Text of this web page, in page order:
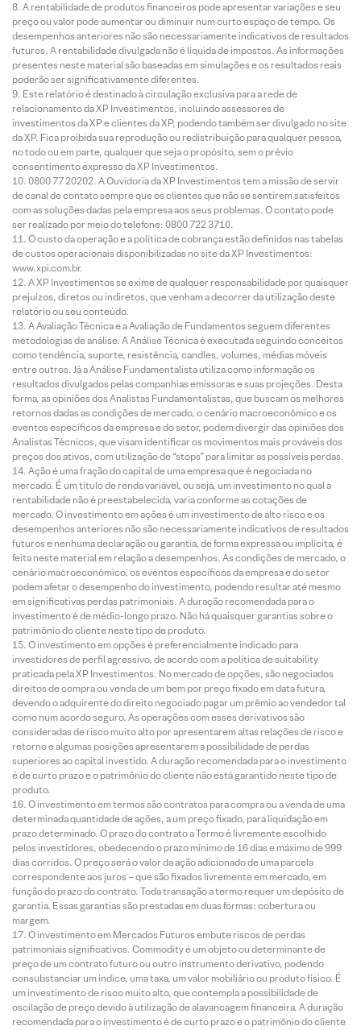
A rentabilidade de produtos financeiros pode apresentar variações e seu
preço ou valor pode aumentar ou diminuir num curto espaço de tempo. Os
desempenhos anteriores não são necessariamente indicativos de resultados
futuros. A rentabilidade divulgada não é líquida de impostos. As informações
presentes neste material são baseadas em simulações e os resultados reais
poderão ser significativamente diferentes.
Este relatório é destinado à circulação exclusiva para a rede de
relacionamento da XP Investimentos, incluindo assessores de
investimentos da XP e clientes da XP, podendo também ser divulgado no site
da XP. Fica proibida sua reprodução ou redistribuição para qualquer pessoa,
no todo ou em parte, qualquer que seja o propósito, sem o prévio
consentimento expresso da XP Investimentos.
0800 77 20202. A Ouvidoria da XP Investimentos tem a missão de servir
de canal de contato sempre que os clientes que não se sentirem satisfeitos
com as soluções dadas pela empresa aos seus problemas. O contato pode
ser realizado por meio do telefone: 0800 722 3710.
O custo da operação e a política de cobrança estão definidos nas tabelas
de custos operacionais disponibilizadas no site da XP Investimentos:
www.xpi.com.br.
A XP Investimentos se exime de qualquer responsabilidade por quaisquer
prejuízos, diretos ou indiretos, que venham a decorrer da utilização deste
relatório ou seu conteúdo.
A Avaliação Técnica e a Avaliação de Fundamentos seguem diferentes
metodologias de análise. A Análise Técnica é executada seguindo conceitos
como tendência, suporte, resistência, candles, volumes, médias móveis
entre outros. Já a Análise Fundamentalista utiliza como informação os
resultados divulgados pelas companhias emissoras e suas projeções. Desta
forma, as opiniões dos Analistas Fundamentalistas, que buscam os melhores
retornos dadas as condições de mercado, o cenário macroeconômico e os
eventos específicos da empresa e do setor, podem divergir das opiniões dos
Analistas Técnicos, que visam identificar os movimentos mais prováveis dos
preços dos ativos, com utilização de “stops” para limitar as possíveis perdas.
Ação é uma fração do capital de uma empresa que é negociada no
mercado. É um título de renda variável, ou seja, um investimento no qual a
rentabilidade não é preestabelecida, varia conforme as cotações de
mercado. O investimento em ações é um investimento de alto risco e os
desempenhos anteriores não são necessariamente indicativos de resultados
futuros e nenhuma declaração ou garantia, de forma expressa ou implícita, é
feita neste material em relação a desempenhos. As condições de mercado, o
cenário macroeconômico, os eventos específicos da empresa e do setor
podem afetar o desempenho do investimento, podendo resultar até mesmo
em significativas perdas patrimoniais. A duração recomendada para o
investimento é de médio-longo prazo. Não há quaisquer garantias sobre o
patrimônio do cliente neste tipo de produto.
O investimento em opções é preferencialmente indicado para
investidores de perfil agressivo, de acordo com a política de suitability
praticada pela XP Investimentos. No mercado de opções, são negociados
direitos de compra ou venda de um bem por preço fixado em data futura,
devendo o adquirente do direito negociado pagar um prêmio ao vendedor tal
como num acordo seguro. As operações com esses derivativos são
consideradas de risco muito alto por apresentarem altas relações de risco e
retorno e algumas posições apresentarem a possibilidade de perdas
superiores ao capital investido. A duração recomendada para o investimento
é de curto prazo e o patrimônio do cliente não está garantido neste tipo de
produto.
O investimento em termos são contratos para compra ou a venda de uma
determinada quantidade de ações, a um preço fixado, para liquidação em
prazo determinado. O prazo do contrato a Termo é livremente escolhido
pelos investidores, obedecendo o prazo mínimo de 16 dias e máximo de 999
dias corridos. O preço será o valor da ação adicionado de uma parcela
correspondente aos juros – que são fixados livremente em mercado, em
função do prazo do contrato. Toda transação a termo requer um depósito de
garantia. Essas garantias são prestadas em duas formas: cobertura ou
margem.
O investimento em Mercados Futuros embute riscos de perdas
patrimoniais significativos. Commodity é um objeto ou determinante de
preço de um contrato futuro ou outro instrumento derivativo, podendo
consubstanciar um índice, uma taxa, um valor mobiliário ou produto físico. É
um investimento de risco muito alto, que contempla a possibilidade de
oscilação de preço devido à utilização de alavancagem financeira. A duração
recomendada para o investimento é de curto prazo e o patrimônio do cliente